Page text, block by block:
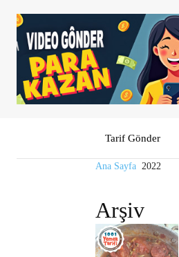
Tarif Gönder
Ana Sayfa 2022
Arşiv